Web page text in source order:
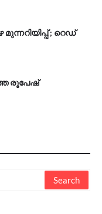
; റെഡ്
രൂപേഷ്